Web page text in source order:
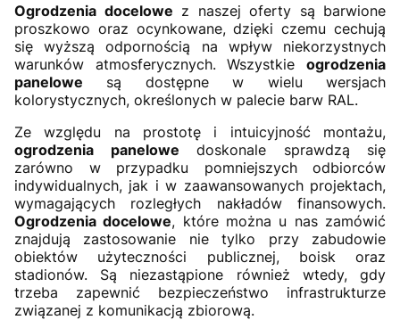
Ogrodzenia docelowe z naszej oferty są barwione
proszkowo oraz ocynkowane, dzięki czemu cechują
się wyższą odpornością na wpływ niekorzystnych
warunków atmosferycznych. Wszystkie ogrodzenia
panelowe są dostępne w wielu wersjach
kolorystycznych, określonych w palecie barw RAL.
Ze względu na prostotę i intuicyjność montażu,
ogrodzenia panelowe doskonale sprawdzą się
zarówno w przypadku pomniejszych odbiorców
indywidualnych, jak i w zaawansowanych projektach,
wymagających rozległych nakładów finansowych.
Ogrodzenia docelowe, które można u nas zamówić
znajdują zastosowanie nie tylko przy zabudowie
obiektów użyteczności publicznej, boisk oraz
stadionów. Są niezastąpione również wtedy, gdy
trzeba zapewnić bezpieczeństwo infrastrukturze
związanej z komunikacją zbiorową.